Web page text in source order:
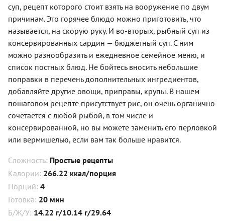
суп, рецепт которого стоит взять на вооружение по двум
причинам. Это горячее блюдо можно приготовить, что
называется, на скорую руку. И во-вторых, рыбный суп из
консервированных сардин — бюджетный суп. С ним
можно разнообразить и ежедневное семейное меню, и
список постных блюд. Не бойтесь вносить небольшие
поправки в перечень дополнительных ингредиентов,
добавляйте другие овощи, приправы, крупы. В нашем
пошаговом рецепте присутствует рис, он очень органично
сочетается с любой рыбой, в том числе и
консервированной, но вы можете заменить его перловкой
или вермишелью, если вам так больше нравится.
Сложность: Простые рецепты
Калории: 266.22 ккал/порция
Порций: 4
Готовка: 20 мин
Б/Ж/У: 14.22 г/10.14 г/29.64